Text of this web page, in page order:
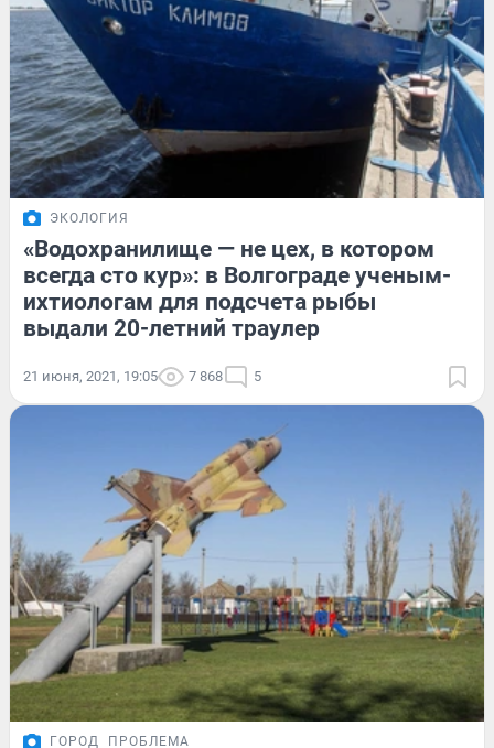
ЭКОЛОГИЯ
«Водохранилище — не цех, в котором
всегда сто кур»: в Волгограде ученым-
ихтиологам для подсчета рыбы
выдали 20-летний траулер
21 июня, 2021, 19:05 7 868 5
ГОРОД ПРОБЛЕМА